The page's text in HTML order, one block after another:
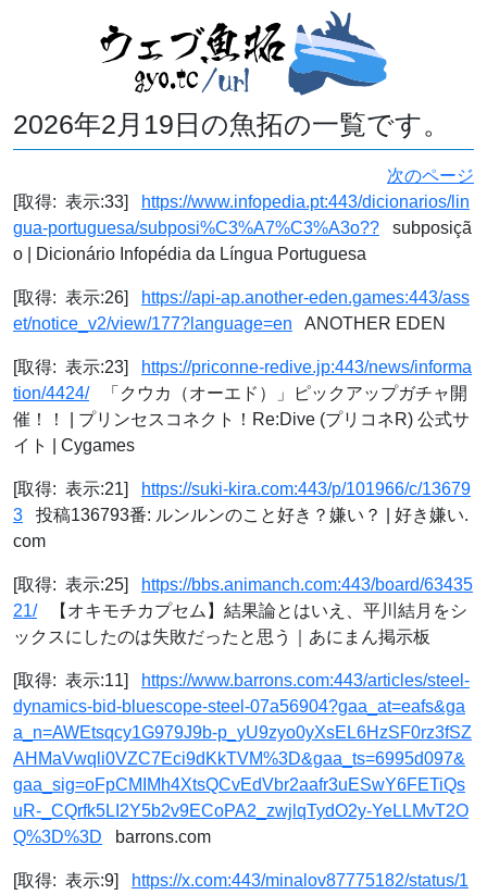
2026年2月19日の魚拓の一覧です。
次のページ
[取得: 表示:33]
https://www.infopedia.pt:443/dicionarios/lin
gua-portuguesa/subposi%C3%A7%C3%A3o?? subposiçã
o | Dicionário Infopédia da Língua Portuguesa
[取得: 表示:26]
https://api-ap.another-eden.games:443/ass
et/notice_v2/view/177?language=en ANOTHER EDEN
[取得: 表示:23]
https://priconne-redive.jp:443/news/informa
tion/4424/「クウカ（オーエド）」ピックアップガチャ開
催！！ | プリンセスコネクト！Re:Dive (プリコネR) 公式サ
イト | Cygames
[取得: 表示:21]
https://suki-kira.com:443/p/101966/c/13679
3 投稿136793番: ルンルンのこと好き？嫌い？ | 好き嫌い.
com
[取得: 表示:25]
https://bbs.animanch.com:443/board/63435
21/【オキモチカプセム】結果論とはいえ、平川結月をシ
ックスにしたのは失敗だったと思う｜あにまん掲示板
[取得: 表示:11]
https://www.barrons.com:443/articles/steel-
dynamics-bid-bluescope-steel-07a56904?gaa_at=eafs&ga
a_n=AWEtsqcy1G979J9b-p_yU9zyo0yXsEL6HzSF0rz3fSZ
AHMaVwqli0VZC7Eci9dKkTVM%3D&gaa_ts=6995d097&
gaa_sig=oFpCMIMh4XtsQCvEdVbr2aafr3uESwY6FETiQs
uR-_CQrfk5LI2Y5b2v9ECoPA2_zwjlqTydO2y-YeLLMvT2O
Q%3D%3D barrons.com
[取得: 表示:9]
https://x.com:443/minalov87775182/status/1